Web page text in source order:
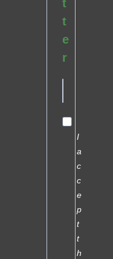
t
t
e
r
I
a
c
c
e
p
t
t
h